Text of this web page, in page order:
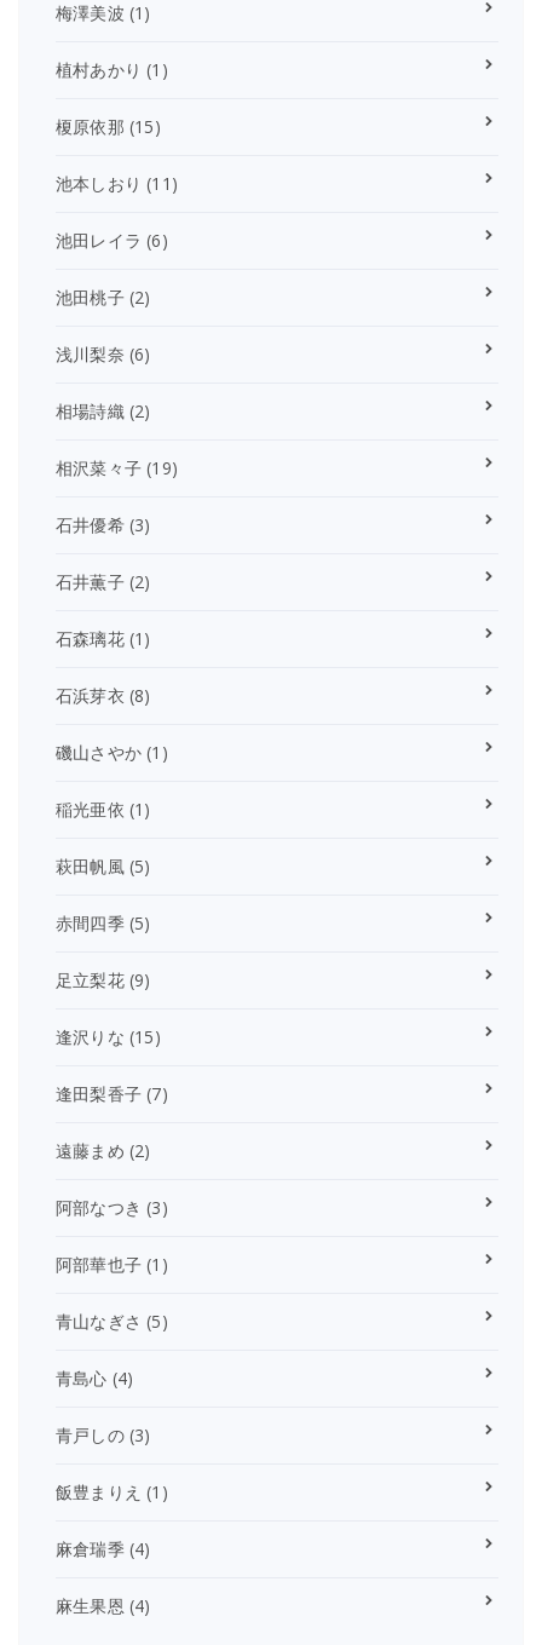
梅澤美波 (1)
植村あかり (1)
榎原依那 (15)
池本しおり (11)
池田レイラ (6)
池田桃子(2)
浅川梨奈 (6)
相場詩織(2)
相沢菜々子 (19)
石井優希(3)
石井薫子(2)
石森璃花(1)
石浜芽衣 (8)
磯山さやか (1)
稲光亜依 (1)
萩田帆風(5)
赤間四季(5)
足立梨花(9)
逢沢りな (15)
逢田梨香子 (7)
遠藤まめ (2)
阿部なつき (3)
阿部華也子 (1)
青山なぎさ (5)
青島心 (4)
青戸しの(3)
飯豊まりえ (1)
麻倉瑞季(4)
麻生果恩 (4)